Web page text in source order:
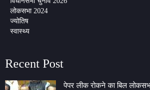
लोकसभा 2024
ज्योतिष
स्वास्थ्य
Recent Post
पेपर लीक रोकने का बिल